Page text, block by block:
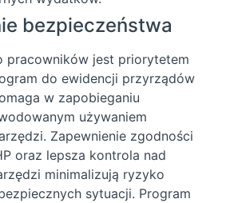
bezpieczeństwa
pracowników jest priorytetem
do ewidencji przyrządów
w zapobieganiu
używaniem
Zapewnienie zgodności
oraz lepsza kontrola nad
minimalizują ryzyko
sytuacji. Program